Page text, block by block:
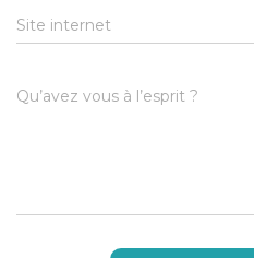
Site internet
Qu’avez vous à l’esprit ?